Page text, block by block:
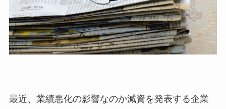
最近、業績悪化の影響なのか減資を発表する企業